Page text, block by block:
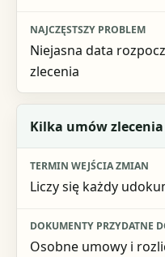
Niejasna data
zlecenia
Kilka umów zlecenia
Liczy się każdy
Osobne umowy i